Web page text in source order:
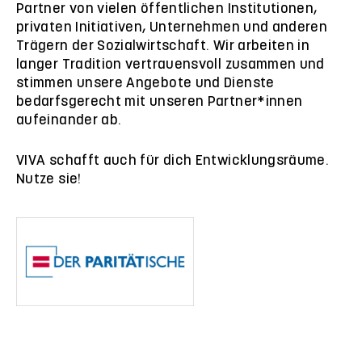
Partner von vielen öffentlichen Institutionen,
privaten Initiativen, Unternehmen und anderen
Trägern der Sozialwirtschaft. Wir arbeiten in
langer Tradition vertrauensvoll zusammen und
stimmen unsere Angebote und Dienste
bedarfsgerecht mit unseren Partner*innen
aufeinander ab.
VIVA schafft auch für dich Entwicklungsräume.
Nutze sie!